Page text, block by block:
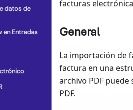
datos de
en Entradas
facturas
General
La importación de
factura en una
archivo PDF
PDF.